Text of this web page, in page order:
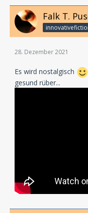
Falk T.
28. Dezember 2021
Es wird nostalgisch
gesund rüber...